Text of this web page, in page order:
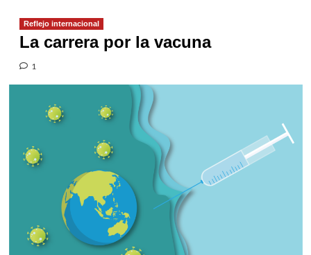
Reflejo internacional
La carrera por la vacuna
1